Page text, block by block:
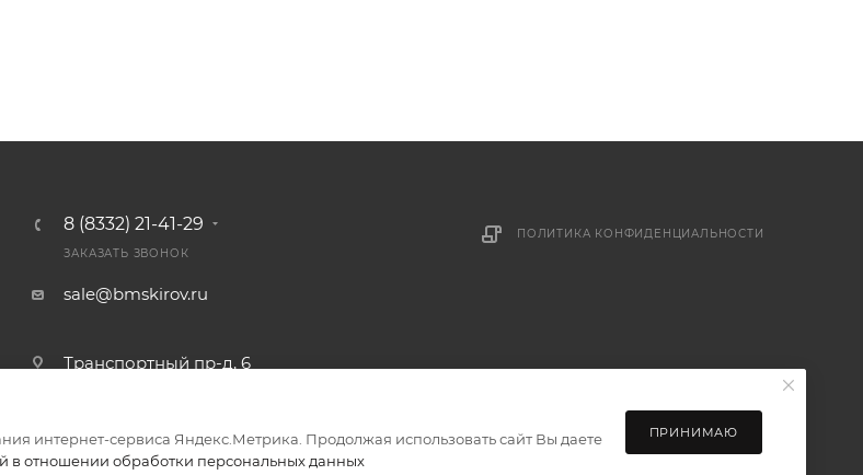
8 (8332) 21-41-29
ЗАКАЗАТЬ ЗВОНОК
sale@bmskirov.ru
Транспортный пр-д, 6
ПОЛИТИКА КОНФИДЕНЦИАЛЬНОСТИ
интернет-сервиса Яндекс.Метрика. Продолжая использовать сайт Вы даете
в отношении обработки персональных данных
ПРИНИМАЮ